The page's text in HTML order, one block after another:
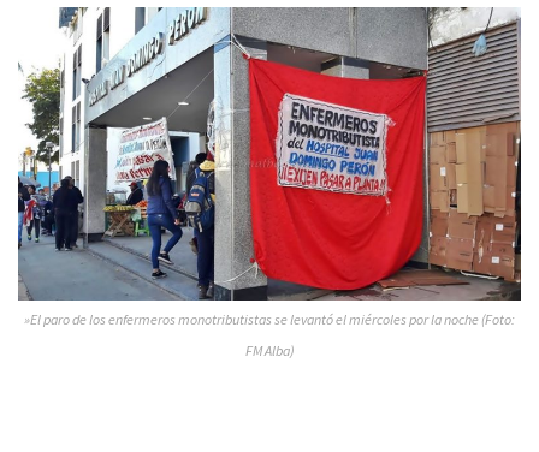
»El paro de los enfermeros monotributistas se levantó el miércoles por la noche (Foto:
FM Alba)